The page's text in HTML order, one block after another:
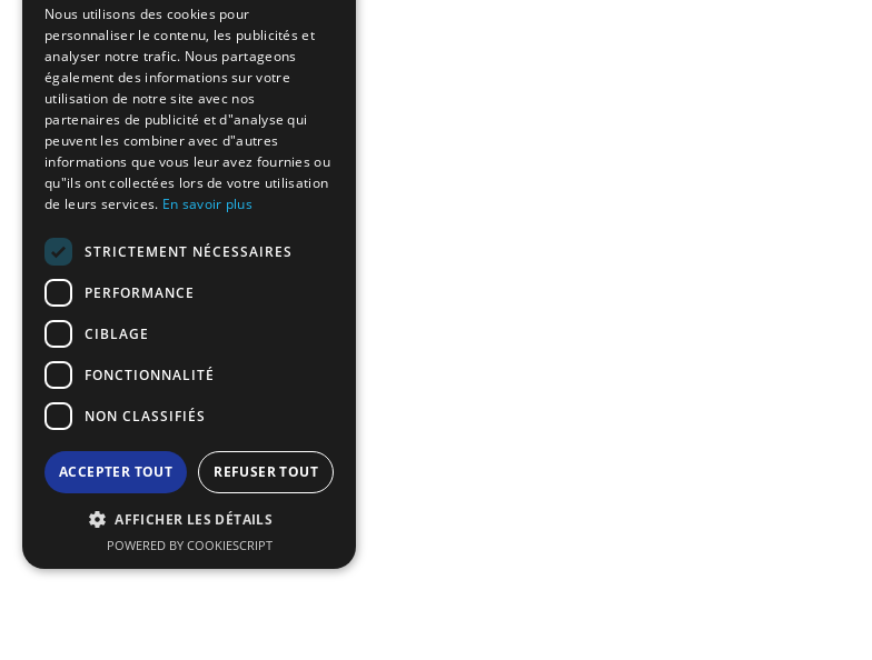
FRENCH
BULGARIAN
GERMAN
ROMANIAN
TURKISH
Nous utilisons des cookies pour
personnaliser le contenu, les publicités et
analyser notre trafic. Nous partageons
également des informations sur votre
utilisation de notre site avec nos
partenaires de publicité et d"analyse qui
peuvent les combiner avec d"autres
informations que vous leur avez fournies ou
qu"ils ont collectées lors de votre utilisation
de leurs services. En savoir plus
STRICTEMENT NÉCESSAIRES
PERFORMANCE
CIBLAGE
FONCTIONNALITÉ
NON CLASSIFIÉS
ACCEPTER TOUT REFUSER TOUT
AFFICHER LES DÉTAILS
POWERED BY COOKIESCRIPT